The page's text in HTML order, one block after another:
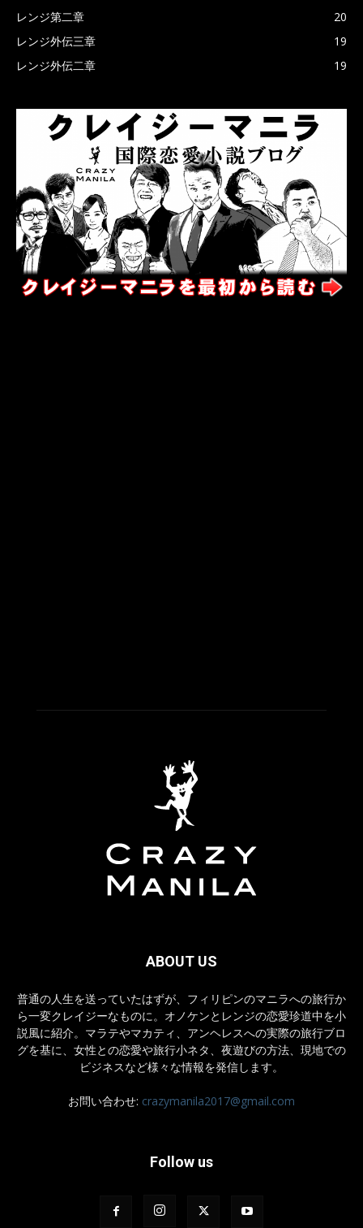
レンジ第二章
20
レンジ外伝三章
19
レンジ外伝二章
19
ABOUT US
普通の人生を送っていたはずが、フィリピンのマニラへの旅行か
ら一変クレイジーなものに。オノケンとレンジの恋愛珍道中を小
説風に紹介。マラテやマカティ、アンヘレスへの実際の旅行ブロ
グを基に、女性との恋愛や旅行小ネタ、夜遊びの方法、現地での
ビジネスなど様々な情報を発信します。
お問い合わせ: crazymanila2017@gmail.com
Follow us